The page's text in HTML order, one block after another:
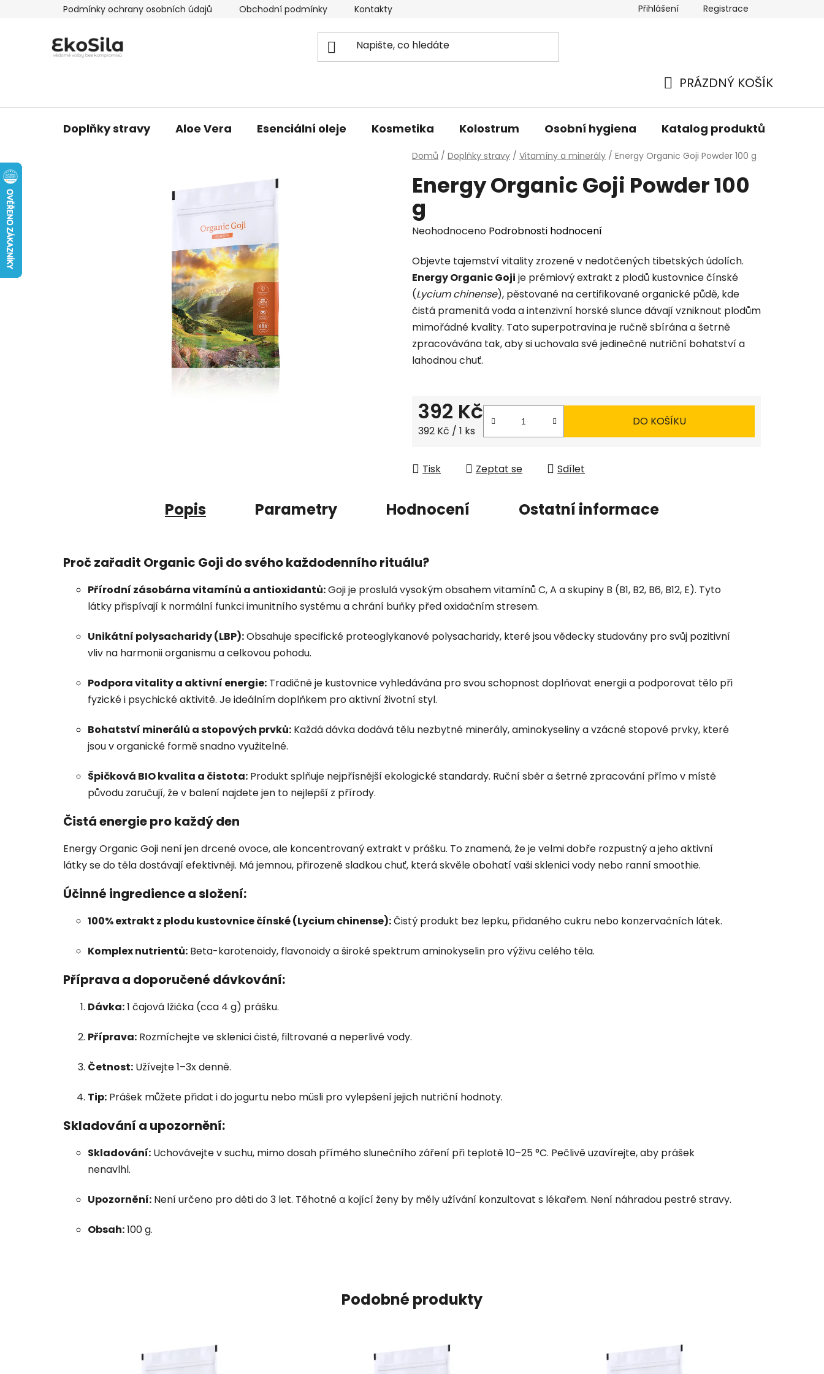
Podmínky ochrany osobních údajů Obchodní podmínky Kontakty Přihlášení Registrace
KOŠÍK
PRÁZDNÝ KOŠÍK
Doplňky stravy Aloe Vera Esenciální oleje Kosmetika Kolostrum Osobní hygiena Katalog produktů
Domů / Doplňky stravy / Vitamíny a minerály / Energy Organic Goji Powder 100 g
Energy Organic Goji Powder 100
g
Průměrné
produktu
je
0,0
z
5
hvězdiček.
Neohodnoceno Podrobnosti hodnocení
Objevte tajemství vitality zrozené v nedotčených tibetských údolích.
Energy Organic Goji je prémiový extrakt z plodů kustovnice čínské
(Lycium chinense), pěstované na certifikované organické půdě, kde
čistá pramenitá voda a intenzivní horské slunce dávají vzniknout plodům
mimořádné kvality. Tato superpotravina je ručně sbírána a šetrně
zpracovávána tak, aby si uchovala své jedinečné nutriční bohatství a
lahodnou chuť.
392 Kč
Měrná cena:
392 Kč / 1 ks
DO KOŠÍKU
Tisk Zeptat se Sdílet
Popis Parametry Hodnocení Ostatní informace
Proč zařadit Organic Goji do svého každodenního rituálu?
Přírodní zásobárna vitamínů a antioxidantů:Goji je proslulá vysokým obsahem vitamínů C, A a skupiny B (B1, B2, B6, B12, E). Tyto
látky přispívají k normální funkci imunitního systému a chrání buňky před oxidačním stresem.
Unikátní polysacharidy (LBP):Obsahuje specifické proteoglykanové polysacharidy, které jsou vědecky studovány pro svůj pozitivní
vliv na harmonii organismu a celkovou pohodu.
Podpora vitality a aktivní energie: Tradičně je kustovnice vyhledávána pro svou schopnost doplňovat energii a podporovat tělo při
fyzické i psychické aktivitě. Je ideálním doplňkem pro aktivní životní styl.
Bohatství minerálů a stopových prvků: Každá dávka dodává tělu nezbytné minerály, aminokyseliny a vzácné stopové prvky, které
jsou v organické formě snadno využitelné.
Špičková BIO kvalita a čistota: Produkt splňuje nejpřísnější ekologické standardy. Ruční sběr a šetrné zpracování přímo v místě
původu zaručují, že v balení najdete jen to nejlepší z přírody.
Čistá energie pro každý den
Energy Organic Goji není jen drcené ovoce, ale koncentrovaný extrakt v prášku. To znamená, že je velmi dobře rozpustný a jeho aktivní
látky se do těla dostávají efektivněji. Má jemnou, přirozeně sladkou chuť, která skvěle obohatí vaši sklenici vody nebo ranní smoothie.
Účinné ingredience a složení:
100% extrakt z plodu kustovnice čínské (Lycium chinense):Čistý produkt bez lepku, přidaného cukru nebo konzervačních látek.
Komplex nutrientů: Beta-karotenoidy, flavonoidy a široké spektrum aminokyselin pro výživu celého těla.
Příprava a doporučené dávkování:
Dávka:1 čajová lžička (cca 4 g) prášku.
Příprava: Rozmíchejte ve sklenici čisté, filtrované a neperlivé vody.
Četnost: Užívejte 1–3x denně.
Tip: Prášek můžete přidat i do jogurtu nebo müsli pro vylepšení jejich nutriční hodnoty.
Skladování a upozornění:
Skladování: Uchovávejte v suchu, mimo dosah přímého slunečního záření při teplotě 10–25 °C. Pečlivě uzavírejte, aby prášek
nenavlhl.
Upozornění: Není určeno pro děti do 3 let. Těhotné a kojící ženy by měly užívání konzultovat s lékařem. Není náhradou pestré stravy.
Obsah:100 g.
Podobné produkty